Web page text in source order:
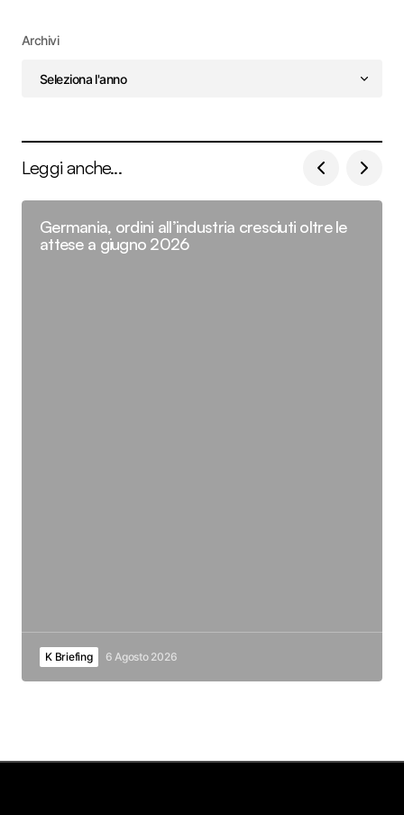
Archivi
Leggi anche...
Germania, ordini all’industria cresciuti oltre le
attese a giugno 2026
K Briefing 6 Agosto 2026